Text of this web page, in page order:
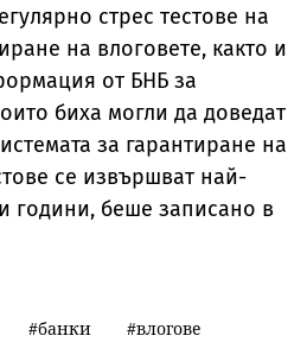
стрес тестове на
на влоговете, както и
от БНБ за
биха могли да доведат
за гарантиране на
се извършват най-
години, беше записано в
банки влогове